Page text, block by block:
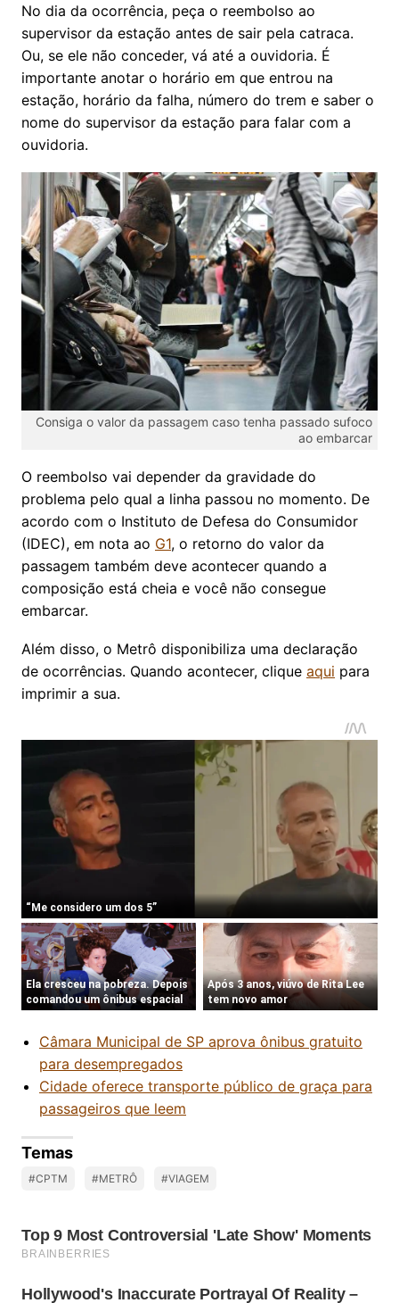
No dia da ocorrência, peça o reembolso ao
supervisor da estação antes de sair pela catraca.
Ou, se ele não conceder, vá até a ouvidoria. É
importante anotar o horário em que entrou na
estação, horário da falha, número do trem e saber o
nome do supervisor da estação para falar com a
ouvidoria.
Consiga o valor da passagem caso tenha passado sufoco
ao embarcar
O reembolso vai depender da gravidade do
problema pelo qual a linha passou no momento. De
acordo com o Instituto de Defesa do Consumidor
(IDEC), em nota ao G1, o retorno do valor da
passagem também deve acontecer quando a
composição está cheia e você não consegue
embarcar.
Além disso, o Metrô disponibiliza uma declaração
de ocorrências. Quando acontecer, clique aqui para
imprimir a sua.
Câmara Municipal de SP aprova ônibus gratuito
para desempregados
Cidade oferece transporte público de graça para
passageiros que leem
Temas
#CPTM #METRÔ #VIAGEM